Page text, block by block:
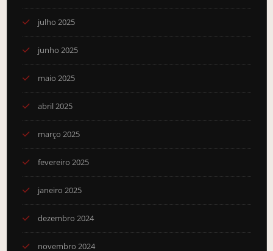
julho 2025
junho 2025
maio 2025
abril 2025
março 2025
fevereiro 2025
janeiro 2025
dezembro 2024
novembro 2024